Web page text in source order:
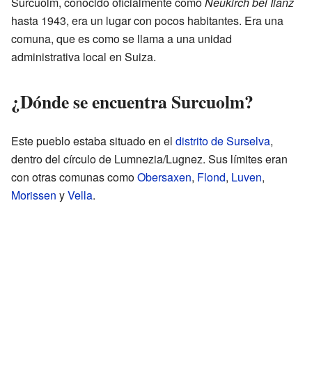
hasta 1943, era un lugar con pocos habitantes. Era una
comuna, que es como se llama a una unidad
administrativa local en Suiza.
¿Dónde se encuentra Surcuolm?
Este pueblo estaba situado en el distrito de Surselva,
dentro del círculo de Lumnezia/Lugnez. Sus límites eran
con otras comunas comoObersaxen, Flond, Luven,
Morissen yVella.